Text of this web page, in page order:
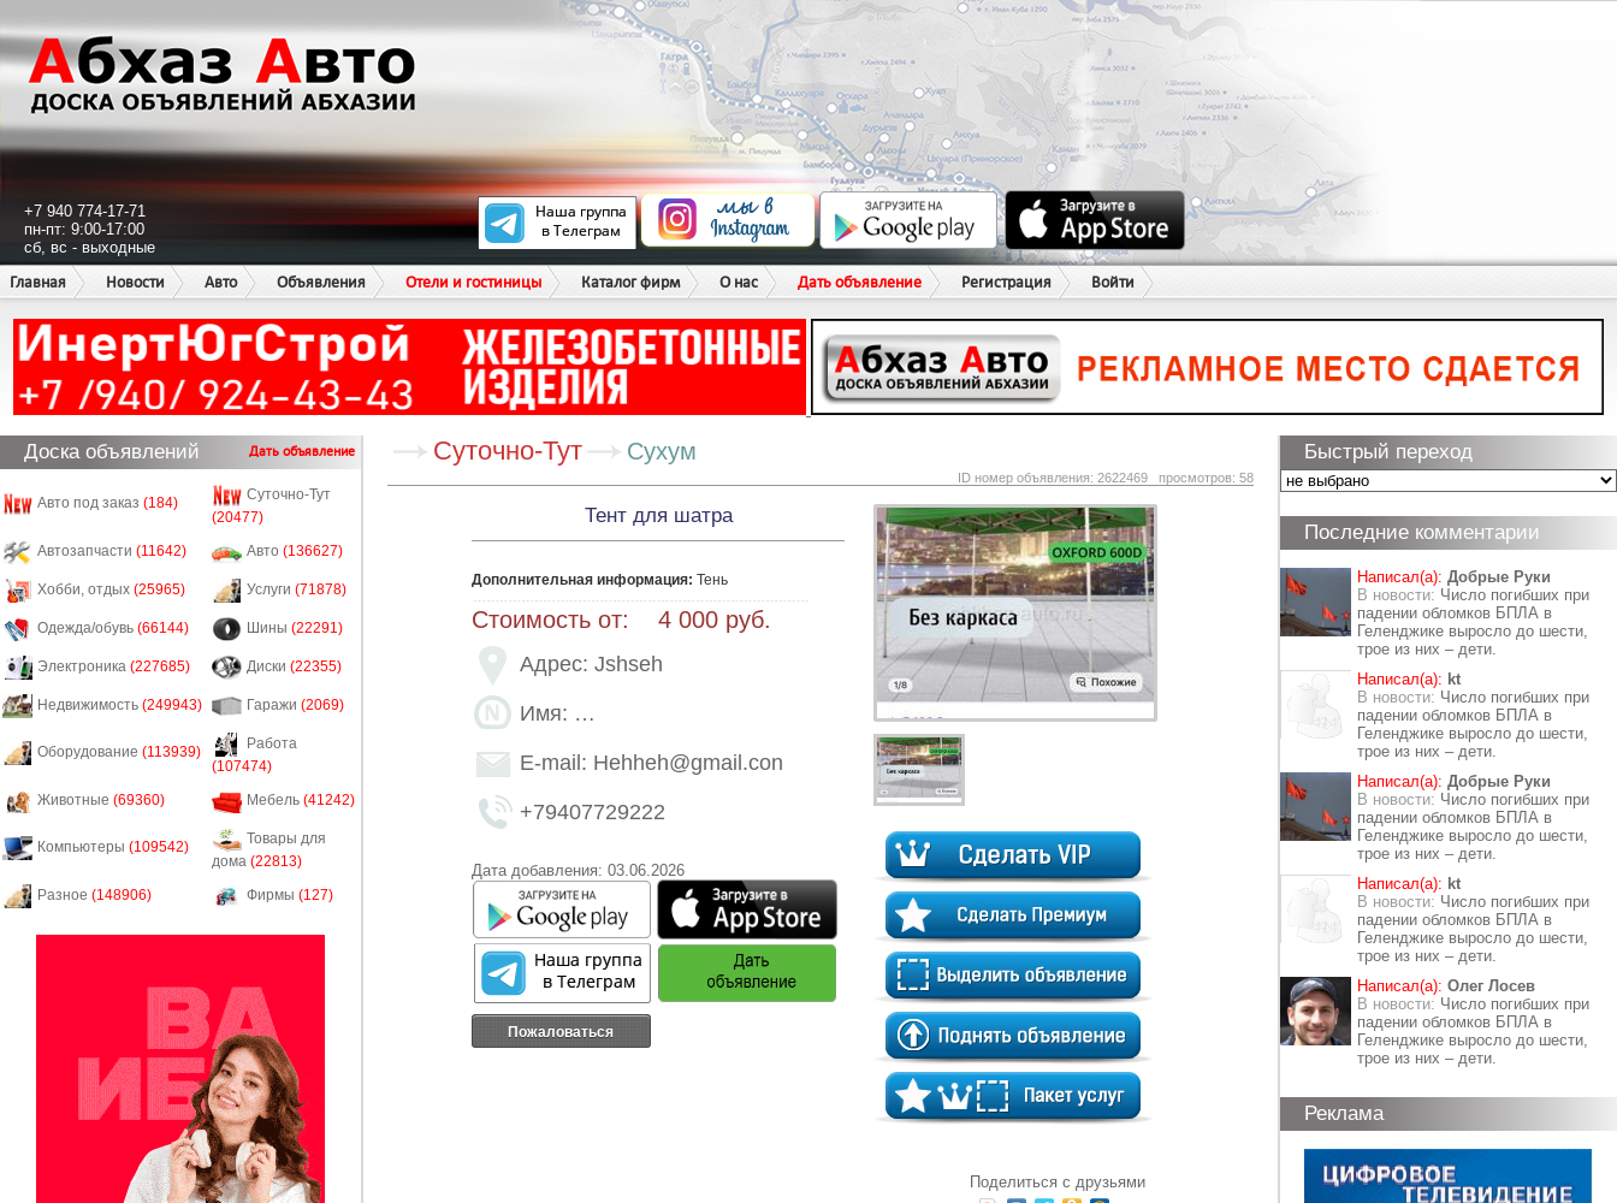
+7 940 774-17-71
пн-пт: 9:00-17:00
сб, вс - выходные
Главная
Новости Авто Объявления Отели и гостиницы Каталог фирм О нас Дать объявление Регистрация Войти
Доска объявлений Дать объявление
Авто под заказ (184)
Суточно-Тут
(20477)
Автозапчасти (11642) Авто (136627)
Хобби, отдых (25965) Услуги (71878)
Одежда/обувь (66144) Шины (22291)
Электроника (227685) Диски (22355)
Недвижимость (249943) Гаражи (2069)
Оборудование (113939)
Работа
(107474)
Животные (69360) Мебель (41242)
Компьютеры (109542)
Товары для
дома (22813)
Разное (148906) Фирмы (127)
Суточно-Тут Сухум
ID номер объявления: 2622469 просмотров: 58
Тент для шатра
Дополнительная информация: Тень
Стоимость от: 4 000 руб.
Адрес: Jshseh
Имя: …
E-mail: Hehheh@gmail.con
+79407729222
Дата добавления: 03.06.2026
Пожаловаться
Поделиться с друзьями
Быстрый переход
Последние комментарии
Написал(а): Добрые Руки
В новости: Число погибших при
падении обломков БПЛА в
Геленджике выросло до шести,
трое из них – дети.
Написал(а): kt
В новости: Число погибших при
падении обломков БПЛА в
Геленджике выросло до шести,
трое из них – дети.
Написал(а): Добрые Руки
В новости: Число погибших при
падении обломков БПЛА в
Геленджике выросло до шести,
трое из них – дети.
Написал(а): kt
В новости: Число погибших при
падении обломков БПЛА в
Геленджике выросло до шести,
трое из них – дети.
Написал(а): Олег Лосев
В новости: Число погибших при
падении обломков БПЛА в
Геленджике выросло до шести,
трое из них – дети.
Реклама